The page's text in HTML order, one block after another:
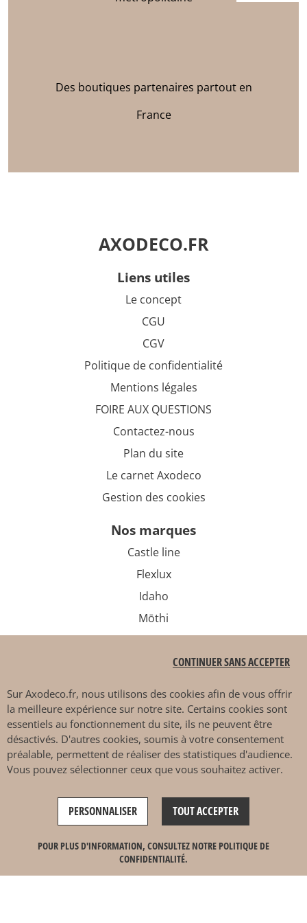
AJOUTER AU PANIER
DÉCOUVRIR EN MAGASIN
Des boutiques partenaires partout en
France
AXODECO.FR
liens utiles
Le concept
CGU
CGV
Politique de confidentialité
Mentions légales
FOIRE AUX QUESTIONS
Contactez-nous
Plan du site
Le carnet Axodeco
Gestion des cookies
nos marques
Castle line
Flexlux
Idaho
Mōthi
Sits
PAIEMENT SÉCURISÉ
4.7 / 5
Sur Axodeco.fr, nous utilisons des cookies afin de vous offrir
la meilleure expérience sur notre site. Certains cookies sont
essentiels au fonctionnement du site, ils ne peuvent être
désactivés. D'autres cookies, soumis à votre consentement
préalable, permettent de réaliser des statistiques d'audience.
Vous pouvez sélectionner ceux que vous souhaitez activer.
TOUT ACCEPTER
CONTINUER SANS ACCEPTER
PERSONNALISER
POUR PLUS D'INFORMATION, CONSULTEZ NOTRE POLITIQUE DE
CONFIDENTIALITÉ.